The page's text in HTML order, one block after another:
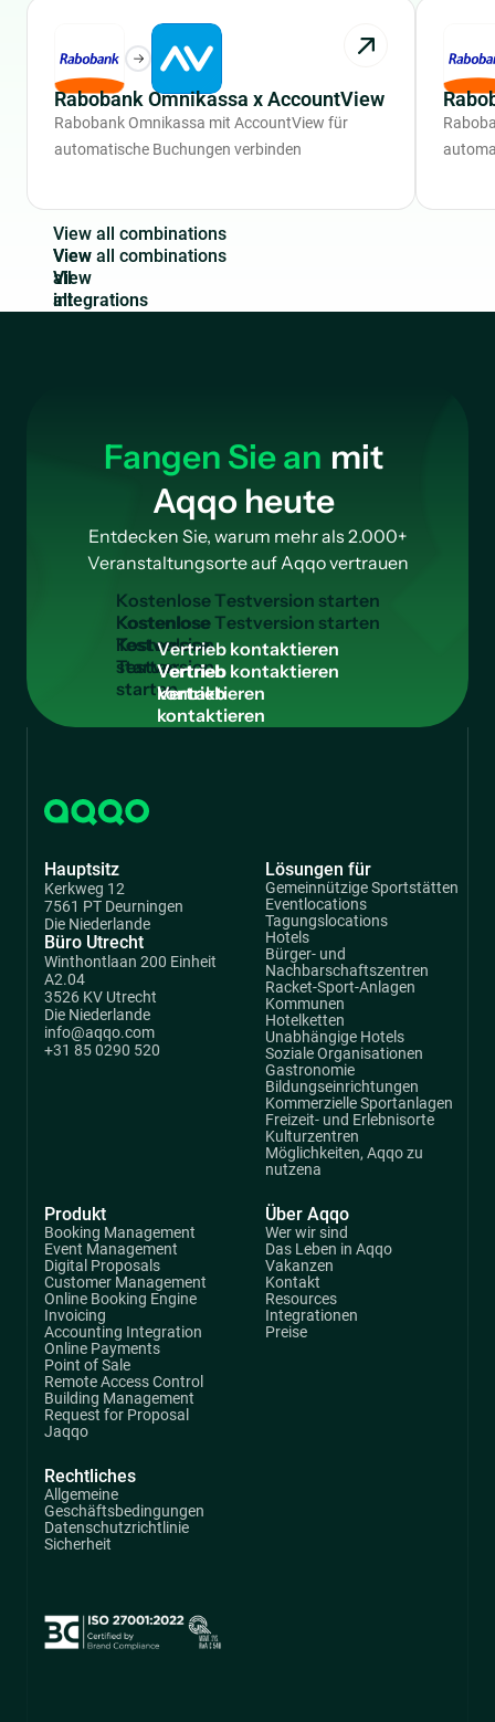
Rabobank Omnikassa x AccountView
Rabobank Omnikassa mit AccountView für
automatische Buchungen verbinden
View a combinations
View
all
integrations
Fangen Sie an mit
Aqqo heute
Entdecken Sie, warum mehr als 2.000+
Veranstaltungsorte auf Aqqo vertrauen
KostenloseTestversion starten
Kostenlose
Testversion
starten
Vertrieb kontaktieren
Vertrieb
kontaktieren
Hauptsitz
Kerkweg 12
7561 PT Deurningen
Die Niederlande
Büro Utrecht
Winthontlaan 200 Einheit
A2.04
3526 KV Utrecht
Die Niederlande
info@aqqo.com
+31 85 0290 520
Produkt
Booking Management
Event Management
Digital Proposals
Customer Management
Online Booking Engine
Invoicing
Accounting Integration
Online Payments
Point of Sale
Remote Access Control
Building Management
Request for Proposal
Jaqqo
Lösungen für
Gemeinnützige Sportstätten
Eventlocations
Tagungslocations
Hotels
Bürger- und
Nachbarschaftszentren
Racket-Sport-Anlagen
Kommunen
Hotelketten
Unabhängige Hotels
Soziale Organisationen
Gastronomie
Bildungseinrichtungen
Kommerzielle Sportanlagen
Freizeit- und Erlebnisorte
Kulturzentren
Möglichkeiten, Aqqo zu
nutzena
Über Aqqo
Wer wir sind
Das Leben in Aqqo
Vakanzen
Kontakt
Resources
Integrationen
Preise
Rechtliches
Allgemeine
Geschäftsbedingungen
Datenschutzrichtlinie
Sicherheit